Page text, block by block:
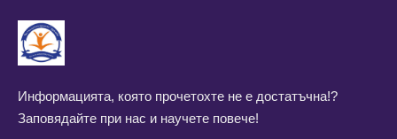
Информацията, която прочетохте не е достатъчна!?
Заповядайте при нас и научете повече!